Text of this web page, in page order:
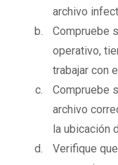
archivo
Compruebe
operativo,
trabajar con
Compruebe
archivo
la ubicación
Verifique